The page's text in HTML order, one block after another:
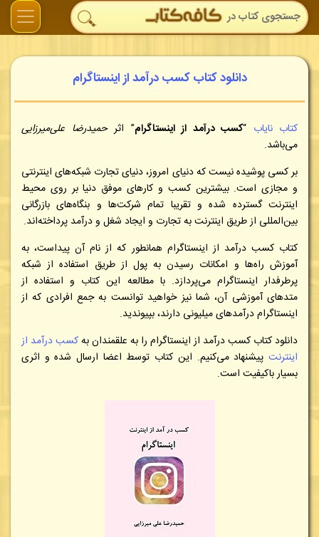
دانلود کتاب کسب درآمد از اینستاگرام
کتاب نایاب “کسب درآمد از اینستاگرام” اثرحمیدرضا علی‌میرزایی
می‌باشد.
بر کسی پوشیده نیست که دنیای امروز، دنیای تجارت شبکه‌های اینترنتی
و مجازی است. بیشترین کسب و کارهای موفق دنیا بر روی محیط
اینترنت گسترده شده و تقریبا تمام شرکت‌ها و بنگاه‌های بازرگانی
بین‌المللی از طریق اینترنت به تجارت و ایجاد شغل و درآمد پرداخته‌اند.
کتاب کسب درآمد از اینستاگرام همانطور که از نام آن پیداست، به
آموزش راه‌ها و امکانات رسیدن به پول از طریق استفاده از شبکه
پرطرفدار اینستاگرام می‌پردازد. با مطالعه این کتاب و استفاده از
متدهای آموزشی آن، شما نیز خواهید توانست به جمع افرادی که از
اینستاگرام درآمدهای میلیونی دارند، بپیوندید.
دانلود کتاب کسب درآمد از اینستاگرام را به علقمندان بهکسب درآمد از
اینترنت پیشنهاد می‌کنیم. این کتاب توسط اعضا ارسال شده و اثری
بسیار باکیفیت است.